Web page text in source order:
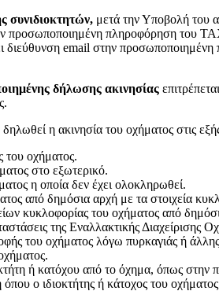
συνιδιοκτητών, μετά την Υποβολή του
προσωποποιημένη πληροφόρηση του
email στην προσωποποιημένη
δήλωσης ακινησίας
η ακινησία του οχήματος στις
του οχήματος.
στο εξωτερικό.
η οποία δεν έχει ολοκληρωθεί.
από δημόσια αρχή με τα στοιχεία
κυκλοφορίας του οχήματος από
της Εναλλακτικής
του οχήματος λόγω πυρκαγιάς ή άλλης
ή κατόχου από το όχημα, όπως στην
ο ιδιοκτήτης ή κάτοχος του οχήματος